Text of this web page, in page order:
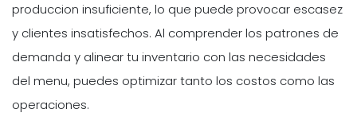
produccion insuficiente, lo que puede provocar escasez
y clientes insatisfechos. Al comprender los patrones de
demanda y alinear tu inventario con las necesidades
del menu, puedes optimizar tanto los costos como las
operaciones.